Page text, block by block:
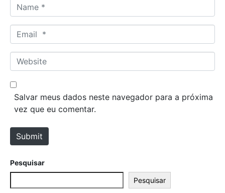
a
m
*
m
a
*
W
e
b
e
Salvar meus dados neste navegador para a próxima
vez que eu comentar.
Submit
Pesquisar
Pesquisar